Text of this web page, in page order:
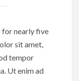
for nearly five
sit amet,
tempor
Ut enim ad